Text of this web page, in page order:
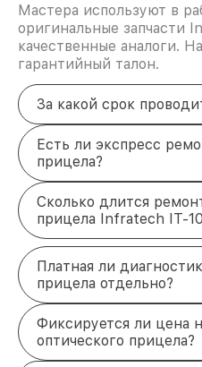
Мастера используют в
оригинальные запчасти
качественные аналоги.
гарантийный талон.
За какой срок
Есть ли экспресс
прицела?
Сколько длится
прицела Infratech IT-
Платная ли
прицела отдельно?
Фиксируется ли цена
оптического прицела?